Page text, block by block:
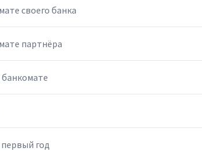
своего банка
партнёра
банкомате
год